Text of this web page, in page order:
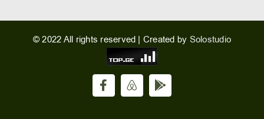
© 2022 All rights reserved | Created by Solostudio
FacebookAirbnbHotel